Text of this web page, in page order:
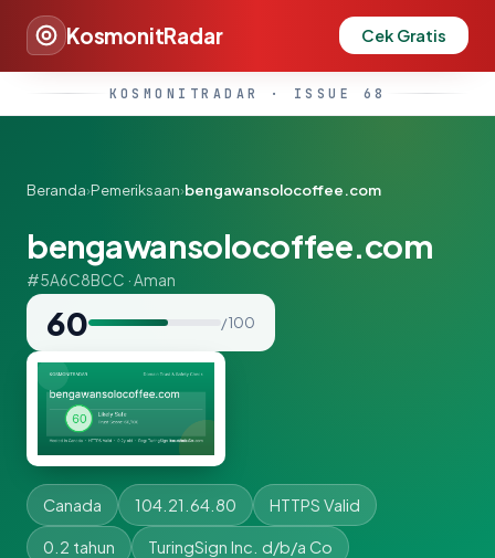
KosmonitRadar Cek Gratis
KOSMONITRADAR · ISSUE 68
Beranda›Pemeriksaan›bengawansolocoffee.com
bengawansolocoffee.com
#5A6C8BCC · Aman
60 / 100
Canada 104.21.64.80 HTTPS Valid
0.2 tahun TuringSign Inc. d/b/a Co